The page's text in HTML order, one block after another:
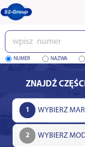
Wpisz
numer
NUMER NAZWA
ZNAJDŹ
1
2